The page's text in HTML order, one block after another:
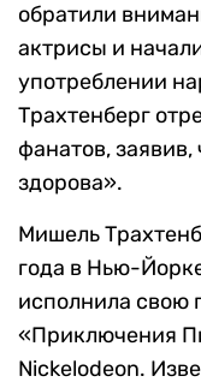
обратили
актрисы и
употреблении
Трахтенберг
фанатов, заявив,
здорова».
Мишель
года в Нью-
исполнила свою
«Приключения
Nickelodeon.